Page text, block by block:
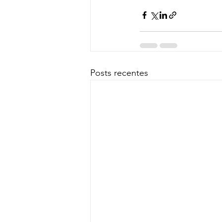
Posts recentes